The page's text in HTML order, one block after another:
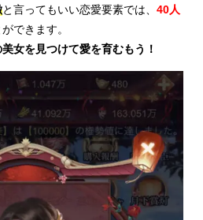
と言ってもいい恋愛要素では、 40人
できます。
女を見つけて愛を育むもう！